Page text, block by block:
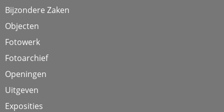
Bijzondere Zaken
Objecten
Fotowerk
Fotoarchief
Openingen
Uitgeven
Exposities